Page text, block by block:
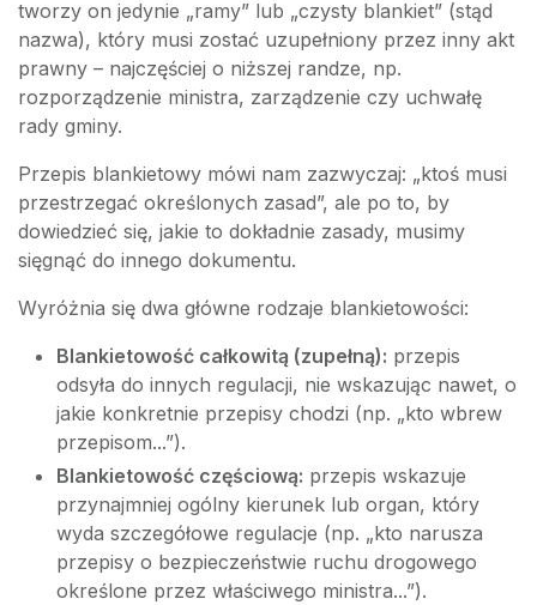
tworzy on jedynie „ramy” lub „czysty blankiet” (stąd
nazwa), który musi zostać uzupełniony przez inny akt
prawny – najczęściej o niższej randze, np.
rozporządzenie ministra, zarządzenie czy uchwałę
rady gminy.
Przepis blankietowy mówi nam zazwyczaj: „ktoś musi
przestrzegać określonych zasad”, ale po to, by
dowiedzieć się, jakie to dokładnie zasady, musimy
sięgnąć do innego dokumentu.
Wyróżnia się dwa główne rodzaje blankietowości:
Blankietowość całkowitą (zupełną): przepis
odsyła do innych regulacji, nie wskazując nawet, o
jakie konkretnie przepisy chodzi (np. „kto wbrew
przepisom...”).
Blankietowość częściową: przepis wskazuje
przynajmniej ogólny kierunek lub organ, który
wyda szczegółowe regulacje (np. „kto narusza
przepisy o bezpieczeństwie ruchu drogowego
określone przez właściwego ministra...”).